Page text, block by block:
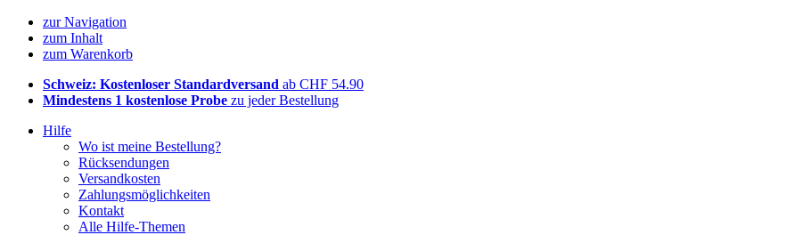
zur Navigation
zum Inhalt
zum Warenkorb
Schweiz: Kostenloser Standardversand ab CHF 54.90
Mindestens 1 kostenlose Probe zu jeder Bestellung
Hilfe
Wo ist meine Bestellung?
Rücksendungen
Versandkosten
Zahlungsmöglichkeiten
Kontakt
Alle Hilfe-Themen